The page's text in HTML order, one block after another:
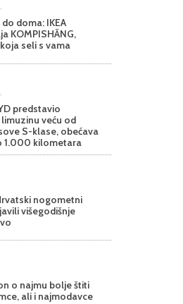
doma: IKEA
KOMPISHÄNG,
seli s vama
predstavio
veću od
S-klase, obećava
1.000 kilometara
nogometni
višegodišnje
o najmu bolje štiti
ali i najmodavce